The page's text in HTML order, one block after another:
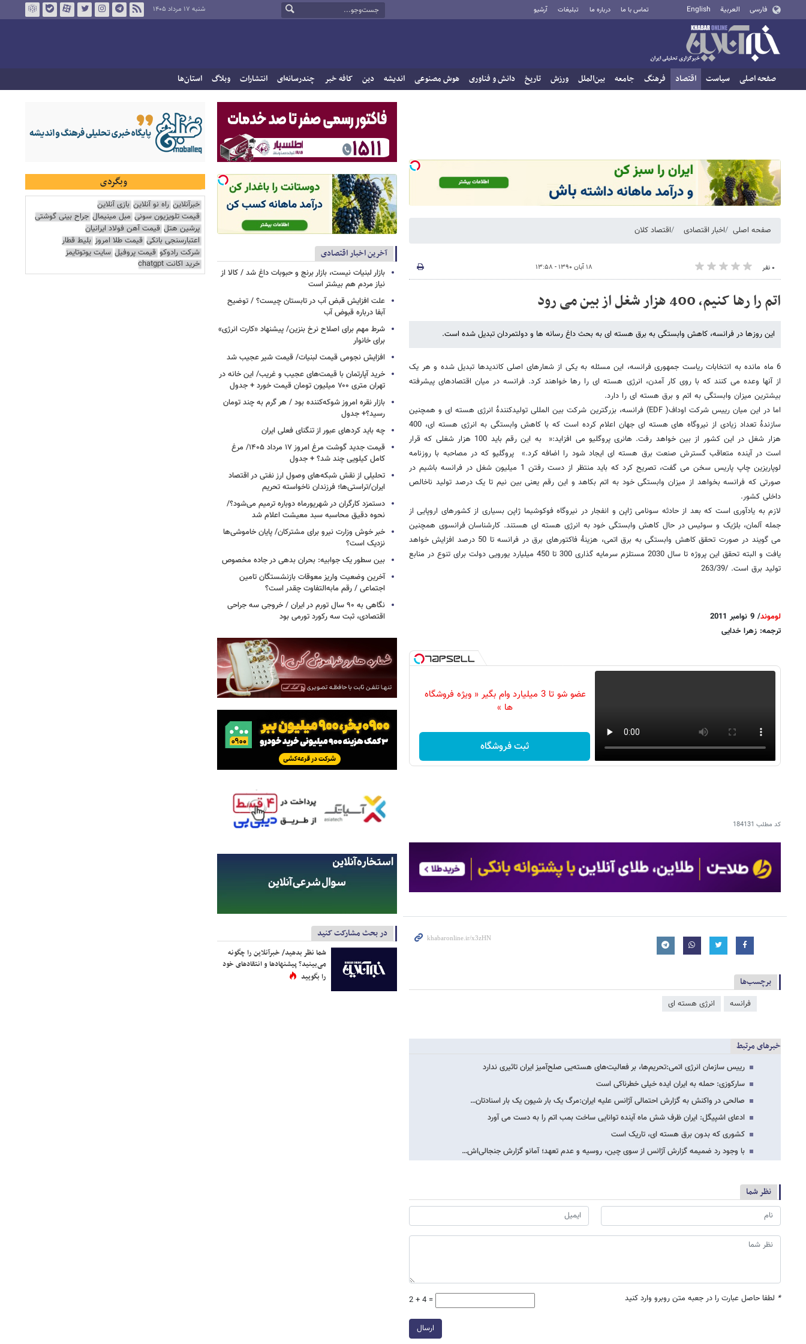
فارسی العربية English تماس با ما درباره ما تبلیغات آرشیو شنبه ۱۷ مرداد ۱۴۰۵
صفحه اصلی سیاست اقتصاد فرهنگ جامعه بین‌الملل ورزش تاریخ دانش و فناوری هوش مصنوعی اندیشه دین کافه خبر چندرسانه‌ای انتشارات وبلاگ استان‌ها
صفحه اصلی اخبار اقتصادی اقتصاد کلان
۰ نفر ۱۸ آبان ۱۳۹۰ - ۱۳:۵۸
اتم را رها کنیم، 400 هزار شغل از بین می رود
این روزها در فرانسه، کاهش وابستگی به برق هسته ای به بحث داغ رسانه ها و دولتمردان تبدیل شده است.
6 ماه مانده به انتخابات ریاست جمهوری فرانسه، این مسئله به یکی از شعارهای اصلی کاندیدها تبدیل شده و هر یک
از آنها وعده می کنند که با روی کار آمدن، انرژی هسته ای را رها خواهند کرد. فرانسه در میان اقتصادهای پیشرفته
بیشترین میزان وابستگی به اتم و برق هسته ای را دارد.
اما در این میان رییس شرکت اوداف( EDF) فرانسه، بزرگترین شرکت بین المللی تولیدکنندۀ انرژی هسته ای و همچنین
سازندۀ تعداد زیادی از نیروگاه های هسته ای جهان اعلام کرده است که با کاهش وابستگی به انرژی هسته ای، 400
هزار شغل در این کشور از بین خواهد رفت. هانری پروگلیو می افزاید:« به این رقم باید 100 هزار شغلی که قرار
است در آینده متعاقب گسترش صنعت برق هسته ای ایجاد شود را اضافه کرد.» پروگلیو که در مصاحبه با روزنامه
لوپاریزین چاپ پاریس سخن می گفت، تصریح کرد که باید منتظر از دست رفتن 1 میلیون شغل در فرانسه باشیم در
صورتی که فرانسه بخواهد از میزان وابستگی خود به اتم بکاهد و این رقم یعنی بین نیم تا یک درصد تولید ناخالص
داخلی کشور.
لازم به یادآوری است که بعد از حادثه سونامی ژاپن و انفجار در نیروگاه فوکوشیما ژاپن بسیاری از کشورهای اروپایی از
جمله آلمان، بلژیک و سوئیس در حال کاهش وابستگی خود به انرژی هسته ای هستند. کارشناسان فرانسوی همچنین
می گویند در صورت تحقق کاهش وابستگی به برق اتمی، هزینۀ فاکتورهای برق در فرانسه تا 50 درصد افزایش خواهد
یافت و البته تحقق این پروژه تا سال 2030 مستلزم سرمایه گذاری 300 تا 450 میلیارد یورویی دولت برای تنوع در منابع
تولید برق است. /263/39
لوموند/ 9 نوامبر 2011
ترجمه: زهرا خدایی
عضو شو تا 3 میلیارد وام بگیر « ویژه فروشگاه
ها »
ثبت فروشگاه
کد مطلب 184131
برچسب‌ها
فرانسه انرژی هسته ای
خبرهای مرتبط
رییس سازمان انرژی اتمی:تحریم‌ها،‌ بر فعالیت‌های هسته‌یی صلح‌آمیز ایران تاثیری ندارد
سارکوزی: حمله به ایران ایده خیلی خطرناکی است
صالحی در واکنش به گزارش احتمالی آژانس علیه ایران:مرگ یک بار شیون یک بار اسنادتان…
ادعای اشپیگل: ایران ظرف شش ماه آینده توانایی ساخت بمب اتم را به دست می آورد
کشوری که بدون برق هسته ای، تاریک است
با وجود رد ضمیمه گزارش آژانس از سوی چین، روسیه و عدم تعهد؛ آمانو گزارش جنجالی‌اش…
نظر شما
* لطفا حاصل عبارت را در جعبه متن روبرو وارد کنید 2 + 4 =
ارسال
آخرین اخبار اقتصادی
بازار لبنیات نیست، بازار برنج و حبوبات داغ شد / کالا از
نیاز مردم هم بیشتر است
علت افزایش قبض آب در تابستان چیست؟ / توضیح
آبفا درباره قبوض آب
شرط مهم برای اصلاح نرخ بنزین/ پیشنهاد «کارت انرژی»
برای خانوار
افزایش نجومی قیمت لبنیات/ قیمت شیر عجیب شد
خرید آپارتمان با قیمت‌های عجیب و غریب/ این خانه در
تهران متری ۷۰۰ میلیون تومان قیمت خورد + جدول
بازار نقره امروز شوکه‌کننده بود / هر گرم به چند تومان
رسید؟+ جدول
چه باید کردهای عبور از تنگنای فعلی ایران
قیمت جدید گوشت مرغ امروز ۱۷ مرداد ۱۴۰۵/ مرغ
کامل کیلویی چند شد؟ + جدول
تحلیلی از نقش شبکه‌های وصول ارز نفتی در اقتصاد
ایران/تراستی‌ها؛ فرزندان ناخواسته تحریم
دستمزد کارگران در شهریورماه دوباره ترمیم می‌شود؟/
نحوه دقیق محاسبه سبد معیشت اعلام شد
خبر خوش وزارت نیرو برای مشترکان/ پایان خاموشی‌ها
نزدیک است؟
بین سطور یک جوابیه: بحران بدهی در جاده مخصوص
آخرین وضعیت واریز معوقات بازنشستگان تامین
اجتماعی / رقم مابه‌التفاوت چقدر است؟
نگاهی به ۹۰ سال تورم در ایران / خروجی سه جراحی
اقتصادی، ثبت سه رکورد تورمی بود
در بحث مشارکت کنید
شما نظر بدهید/ خبرآنلاین را چگونه
می‌بینید؟ پیشنهادها و انتقادهای خود
را بگویید
وبگردی
خبرآنلاین راه نو آنلاین بازی آنلاین
قیمت تلویزیون سونی مبل مینیمال جراح بینی گوشتی
پرشین هتل قیمت آهن فولاد ایرانیان
اعتبارسنجی بانکی قیمت طلا امروز بلیط قطار
شرکت رادوکو قیمت پروفیل سایت یوتوتایمز
خرید اکانت chatgpt